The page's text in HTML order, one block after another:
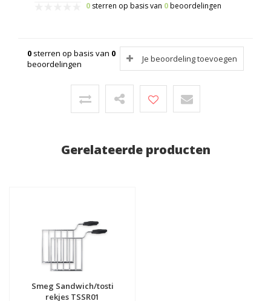
0 sterren op basis van 0beoordelingen
0 sterren op basis van 0
beoordelingen
Je beoordeling toevoegen
Gerelateerde producten
Smeg Sandwich/tosti
rekjes TSSR01